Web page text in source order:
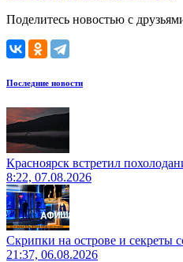
Поделитесь новостью с
Последние новости
Красноярск встретил
8:22, 07.08.2026
Скрипки на острове и секреты
21:37, 06.08.2026